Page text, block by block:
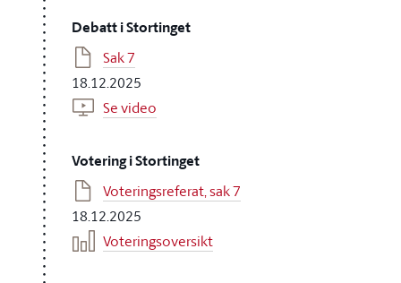
Debatt i Stortinget
Sak 7
18.12.2025
Se video
Votering i Stortinget
Voteringsreferat, sak 7
18.12.2025
Voteringsoversikt